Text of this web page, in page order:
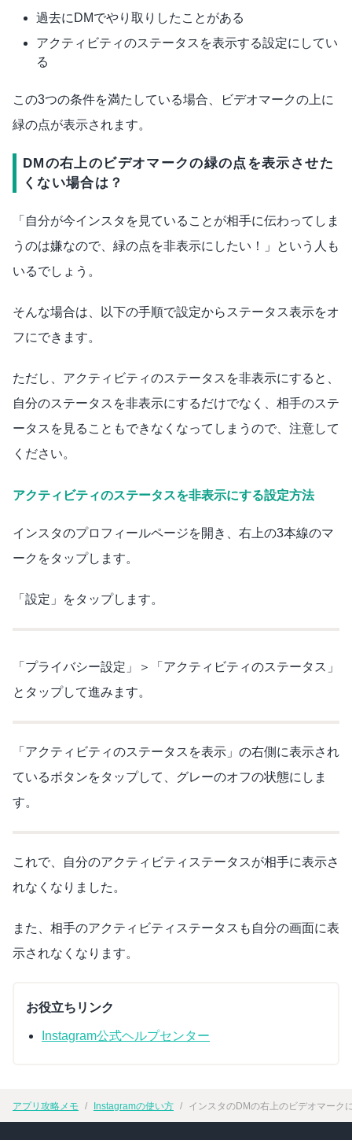
過去にDMでやり取りしたことがある
アクティビティのステータスを表示する設定にしてい
る
この3つの条件を満たしている場合、ビデオマークの上に
緑の点が表示されます。
DMの右上のビデオマークの緑の点を表示させた
くない場合は？
「自分が今インスタを見ていることが相手に伝わってしま
うのは嫌なので、緑の点を非表示にしたい！」という人も
いるでしょう。
そんな場合は、以下の手順で設定からステータス表示をオ
フにできます。
ただし、アクティビティのステータスを非表示にすると、
自分のステータスを非表示にするだけでなく、相手のステ
ータスを見ることもできなくなってしまうので、注意して
ください。
アクティビティのステータスを非表示にする設定方法
インスタのプロフィールページを開き、右上の3本線のマ
ークをタップします。
「設定」をタップします。
「プライバシー設定」＞「アクティビティのステータス」
とタップして進みます。
「アクティビティのステータスを表示」の右側に表示され
ているボタンをタップして、グレーのオフの状態にしま
す。
これで、自分のアクティビティステータスが相手に表示さ
れなくなりました。
また、相手のアクティビティステータスも自分の画面に表
示されなくなります。
お役立ちリンク
Instagram公式ヘルプセンター
アプリ攻略メモ Instagramの使い方 インスタのDMの右上のビデオマーク